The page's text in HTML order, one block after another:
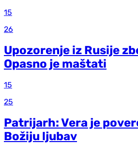
15
26
Upozorenje iz Rusije
Opasno je maštati
15
25
Patrijarh: Vera je
Božiju ljubav